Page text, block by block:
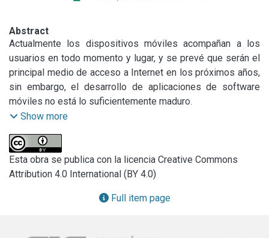
Abstract
Actualmente los dispositivos móviles acompañan a los
usuarios en todo momento y lugar, y se prevé que serán el
principal medio de acceso a Internet en los próximos años,
sin embargo, el desarrollo de aplicaciones de software
móviles no está lo suficientemente maduro.
Desarrollar una aplicación de software para un dispositivo
estos dispositivos y sus restricciones. Si bien éstos
cuentan con características avanzadas como bases de
datos integradas, soporte multimedia y mecanismos de
importantes restricciones en cuanto al tamaño de la
Show more
Esta obra se publica con la licencia Creative Commons
Attribution 4.0 International (BY 4.0)
Full item page